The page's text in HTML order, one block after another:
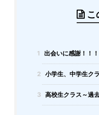
こ
1 出会いに感謝！！！
2 小学生、中学生ク
3 高校生クラス～過